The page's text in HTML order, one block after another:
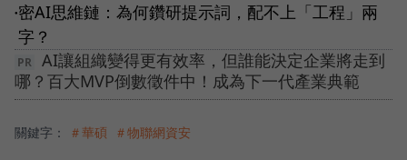
● 密AI思維鏈：為何鑽研提示詞，配不上「工程」兩
字？
AI讓組織變得更有效率，但誰能決定企業將走到
哪？百大MVP倒數徵件中！成為下一代產業典範
關鍵字： ＃華碩 ＃物聯網資安